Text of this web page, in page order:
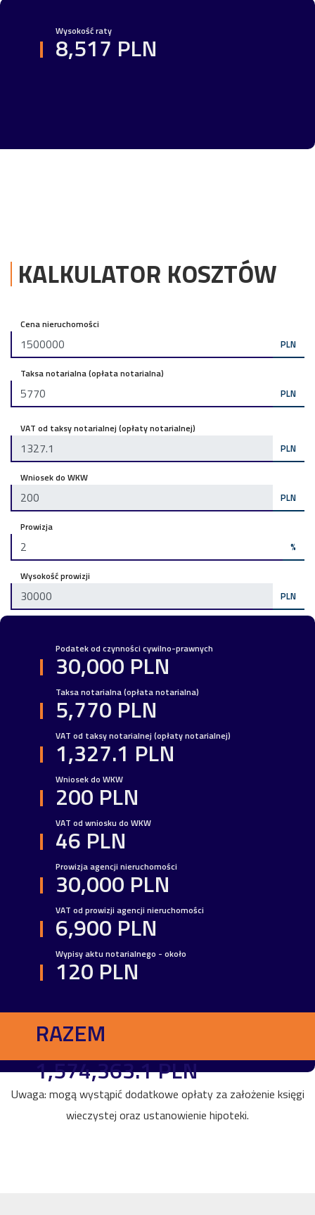
Wysokość raty
8,517 PLN
KALKULATOR KOSZTÓW
Cena nieruchomości
PLN
Taksa notarialna (opłata notarialna)
PLN
VAT od taksy notarialnej (opłaty notarialnej)
PLN
Wniosek do WKW
PLN
Prowizja
%
Wysokość prowizji
PLN
Podatek od czynności cywilno-prawnych
30,000 PLN
Taksa notarialna (opłata notarialna)
5,770 PLN
VAT od taksy notarialnej (opłaty notarialnej)
1,327.1 PLN
Wniosek do WKW
200 PLN
VAT od wniosku do WKW
46 PLN
Prowizja agencji nieruchomości
30,000 PLN
VAT od prowizji agencji nieruchomości
6,900 PLN
Wypisy aktu notarialnego - około
120 PLN
RAZEM
1,574,363.1 PLN
Uwaga: mogą wystąpić dodatkowe opłaty za założenie księgi
wieczystej oraz ustanowienie hipoteki.